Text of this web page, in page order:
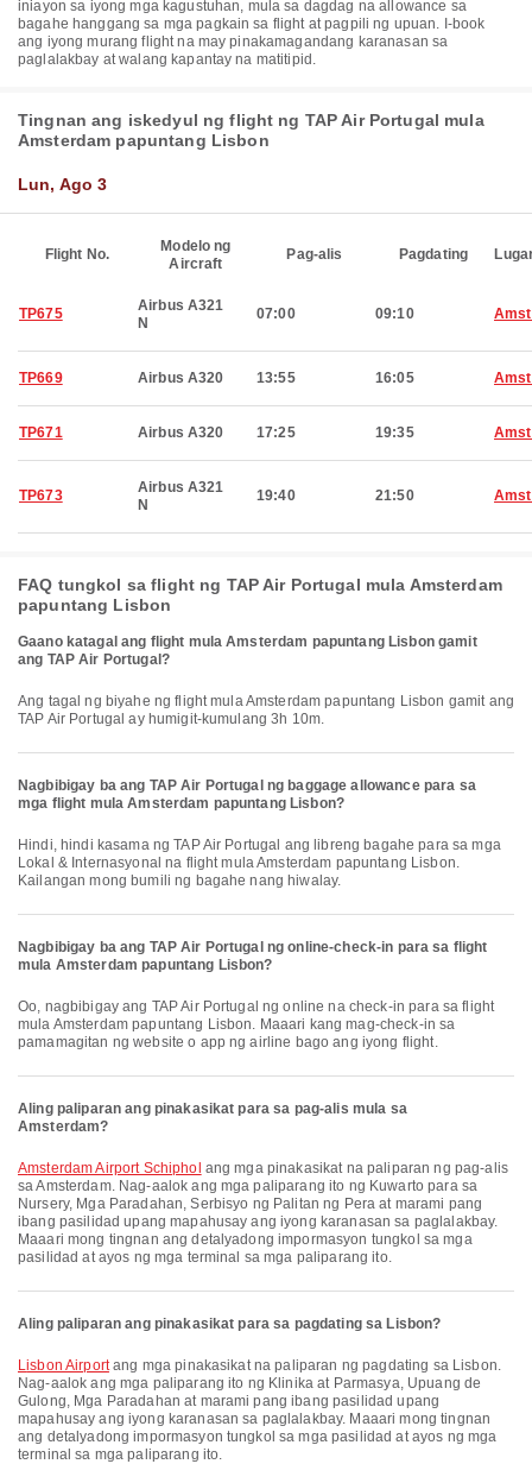
iniayon sa iyong mga kagustuhan, mula sa dagdag na allowance sa
bagahe hanggang sa mga pagkain sa flight at pagpili ng upuan. I-book
ang iyong murang flight na may pinakamagandang karanasan sa
paglalakbay at walang kapantay na matitipid.
Tingnan ang iskedyul ng flight ng TAP Air Portugal mula
Amsterdam papuntang Lisbon
Lun, Ago 3
Flight No.
Modelo ng
Aircraft
Pag-alis Pagdating
TP675
Airbus A321
N
07:00 09:10
TP669 Airbus A320 13:55 16:05
TP671 Airbus A320 17:25 19:35
TP673
Airbus A321
N
19:40 21:50
FAQ tungkol sa flight ng TAP Air Portugal mula Amsterdam
papuntang Lisbon
Gaano katagal ang flight mula Amsterdam papuntang Lisbon gamit
ang TAP Air Portugal?
Ang tagal ng biyahe ng flight mula Amsterdam papuntang Lisbon gamit ang
TAP Air Portugal ay humigit-kumulang 3h 10m.
Nagbibigay ba ang TAP Air Portugal ng baggage allowance para sa
mga flight mula Amsterdam papuntang Lisbon?
Hindi, hindi kasama ng TAP Air Portugal ang libreng bagahe para sa mga
Lokal & Internasyonal na flight mula Amsterdam papuntang Lisbon.
Kailangan mong bumili ng bagahe nang hiwalay.
Nagbibigay ba ang TAP Air Portugal ng online-check-in para sa flight
mula Amsterdam papuntang Lisbon?
Oo, nagbibigay ang TAP Air Portugal ng online na check-in para sa flight
mula Amsterdam papuntang Lisbon. Maaari kang mag-check-in sa
pamamagitan ng website o app ng airline bago ang iyong flight.
Aling paliparan ang pinakasikat para sa pag-alis mula sa
Amsterdam?
Amsterdam Airport Schiphol ang mga pinakasikat na paliparan ng pag-alis
sa Amsterdam. Nag-aalok ang mga paliparang ito ng Kuwarto para sa
Nursery, Mga Paradahan, Serbisyo ng Palitan ng Pera at marami pang
ibang pasilidad upang mapahusay ang iyong karanasan sa paglalakbay.
Maaari mong tingnan ang detalyadong impormasyon tungkol sa mga
pasilidad at ayos ng mga terminal sa mga paliparang ito.
Aling paliparan ang pinakasikat para sa pagdating sa Lisbon?
Lisbon Airportang mga pinakasikat na paliparan ng pagdating sa Lisbon.
Nag-aalok ang mga paliparang ito ng Klinika at Parmasya, Upuang de
Gulong, Mga Paradahan at marami pang ibang pasilidad upang
mapahusay ang iyong karanasan sa paglalakbay. Maaari mong tingnan
ang detalyadong impormasyon tungkol sa mga pasilidad at ayos ng mga
terminal sa mga paliparang ito.